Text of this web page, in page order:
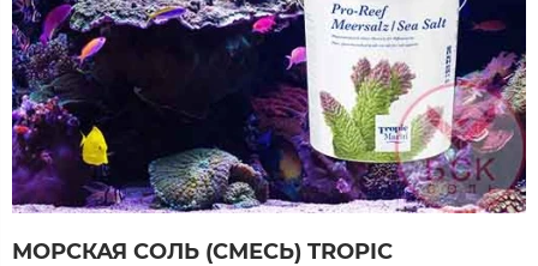
МОРСКАЯ СОЛЬ (СМЕСЬ) TROPIC